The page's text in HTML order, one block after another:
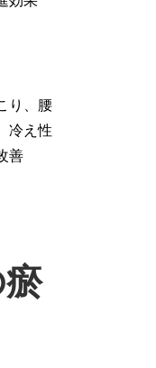
り、腰
冷え性
善